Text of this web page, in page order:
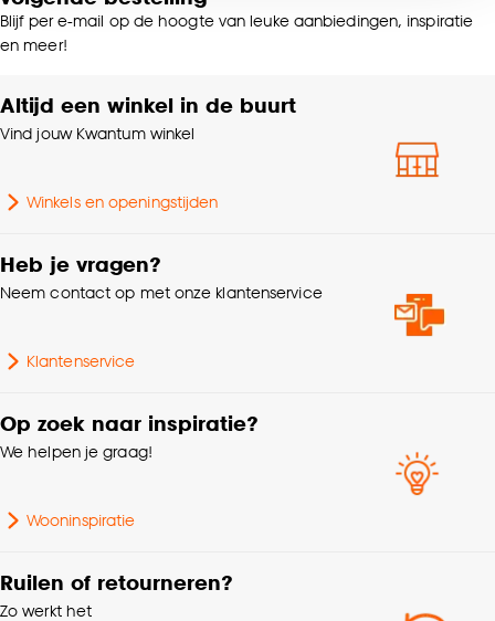
voor kiezen om bepaalde cookies wel of niet te
accepteren door op ‘Cookies aanpassen’ te
Goed om te weten is dat je deze keuze altijd nog
kan aanpassen, bekijk hiervoor onze
Geschikt voor binnen
Breedte Vloerkleed
Samenstelling
Vorm
Lengte Vloerkleed
Blijf per e-mail op de hoogte van leuke aanbiedingen, inspiratie
en meer!
Altijd een winkel in de buurt
Vind jouw Kwantum winkel
Winkels en openingstijden
Heb je vragen?
Neem contact op met onze klantenservice
Klantenservice
Op zoek naar inspiratie?
We helpen je graag!
Wooninspiratie
Ruilen of retourneren?
Zo werkt het